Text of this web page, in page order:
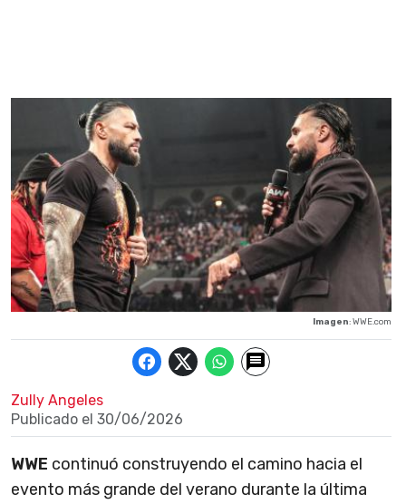
Imagen: WWE.com
Zully Angeles
Publicado el 30/06/2026
WWE continuó construyendo el camino hacia el
evento más grande del verano durante la última